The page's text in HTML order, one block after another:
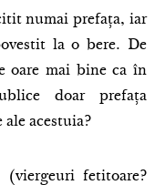
numai prefața, iar
la o bere. De
oare mai bine ca în
doar prefața
acestuia?
(viergeuri fetitoare?